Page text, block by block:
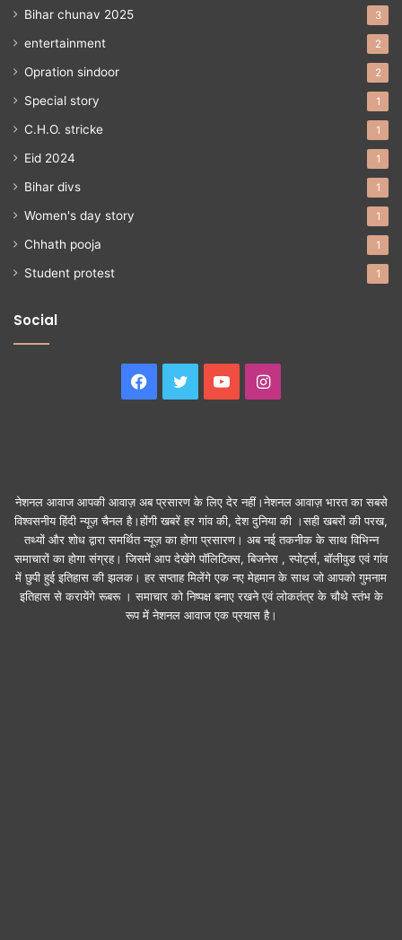
Bihar chunav 2025 3
entertainment 2
Opration sindoor 2
Special story 1
C.H.O. stricke 1
Eid 2024 1
Bihar divs 1
Women's day story 1
Chhath pooja 1
Student protest 1
Social
Facebook
Twitter YouTubeInstagram
नेशनल आवाज आपकी आवाज़ अब प्रसारण के लिए देर नहीं।नेशनल आवाज़ भारत का सबसे
विश्वसनीय हिंदी न्यूज़ चैनल है।होंगी खबरें हर गांव की, देश दुनिया की ।सही खबरों की परख,
तथ्यों और शोध द्वारा समर्थित न्यूज़ का होगा प्रसारण। अब नई तकनीक के साथ विभिन्न
समाचारों का होगा संग्रह। जिसमें आप देखेंगे पॉलिटिक्स, बिजनेस , स्पोर्ट्स, बॉलीवुड एवं गांव
में छुपी हुई इतिहास की झलक। हर सप्ताह मिलेंगे एक नए मेहमान के साथ जो आपको गुमनाम
इतिहास से करायेंगे रूबरू । समाचार को निष्पक्ष बनाए रखने एवं लोकतंत्र के चौथे स्तंभ के
रूप में नेशनल आवाज एक प्रयास है।